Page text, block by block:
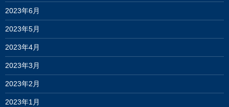
2023年6月
2023年5月
2023年4月
2023年3月
2023年2月
2023年1月